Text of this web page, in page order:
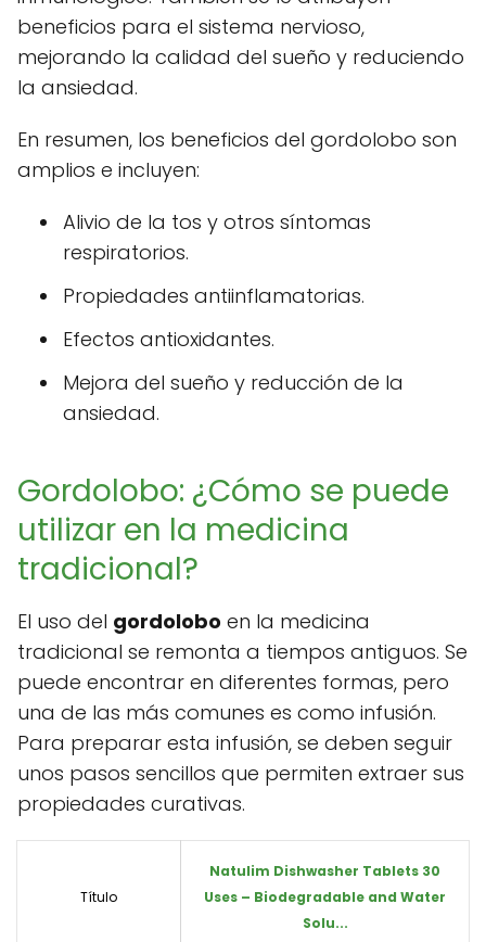
beneficios para el sistema nervioso,
mejorando la calidad del sueño y reduciendo
la ansiedad.
En resumen, los beneficios del gordolobo son
amplios e incluyen:
Alivio de la tos y otros síntomas
respiratorios.
Propiedades antiinflamatorias.
Efectos antioxidantes.
Mejora del sueño y reducción de la
ansiedad.
Gordolobo: ¿Cómo se puede
utilizar en la medicina
tradicional?
El uso del gordolobo en la medicina
tradicional se remonta a tiempos antiguos. Se
puede encontrar en diferentes formas, pero
una de las más comunes es como infusión.
Para preparar esta infusión, se deben seguir
unos pasos sencillos que permiten extraer sus
propiedades curativas.
Título
Natulim Dishwasher Tablets 30
Uses – Biodegradable and Water
Solu...